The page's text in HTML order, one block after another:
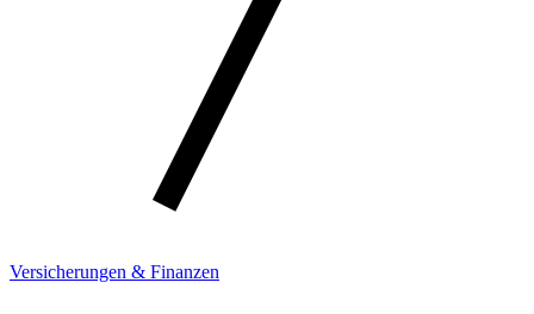
Versicherungen & Finanzen